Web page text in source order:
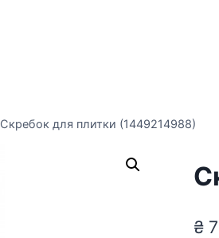
Скребок для плитки (1449214988)
₴